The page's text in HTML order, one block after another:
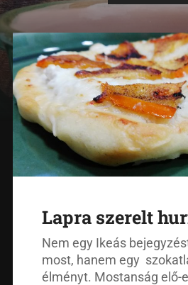
Lapra szerelt
Nem egy Ikeás
most, hanem egy
élményt. Mostanság elő-